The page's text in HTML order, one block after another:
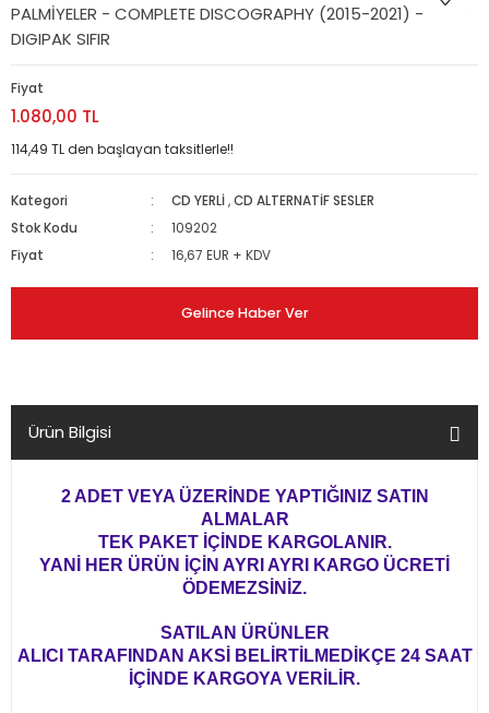
PALMİYELER - COMPLETE DISCOGRAPHY (2015-2021) - 2xCD
DIGIPAK SIFIR
Fiyat
1.080,00 TL
114,49 TL den başlayan taksitlerle!!
Kategori CD YERLİ ,CD ALTERNATİF SESLER
Stok Kodu
109202
Fiyat
16,67 EUR + KDV
Gelince Haber Ver
Ürün Bilgisi
2 ADET VEYA ÜZERİNDE YAPTIĞINIZ SATIN
ALMALAR
TEK PAKET İÇİNDE KARGOLANIR.
YANİ HER ÜRÜN İÇİN AYRI AYRI KARGO ÜCRETİ
ÖDEMEZSİNİZ.
SATILAN ÜRÜNLER
ALICI TARAFINDAN AKSİ BELİRTİLMEDİKÇE 24 SAAT
İÇİNDE KARGOYA VERİLİR.